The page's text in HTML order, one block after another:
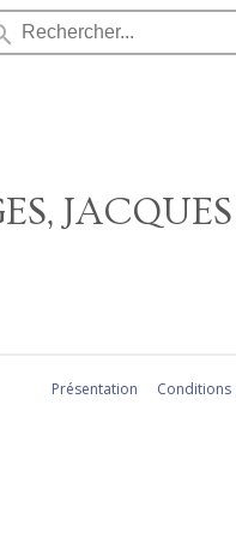
Présentation Conditions